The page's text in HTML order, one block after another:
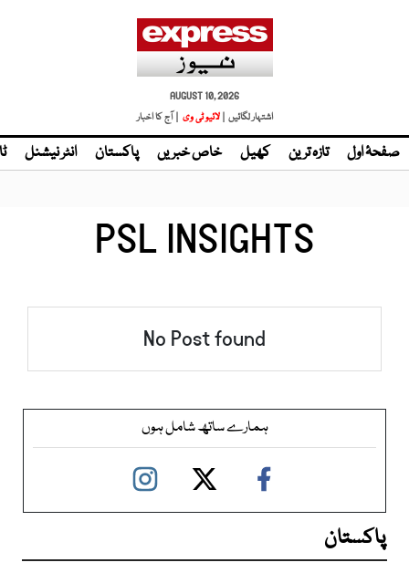
AUGUST 10, 2026
اشتہار لگائیں |
| آج کا اخبار
صفحۂ اول تازہ ترین کھیل خاص خبریں پاکستان انٹر نیشنل
PSL INSIGHTS
No Post found
ہمارے ساتھ شامل ہوں
پاکستان